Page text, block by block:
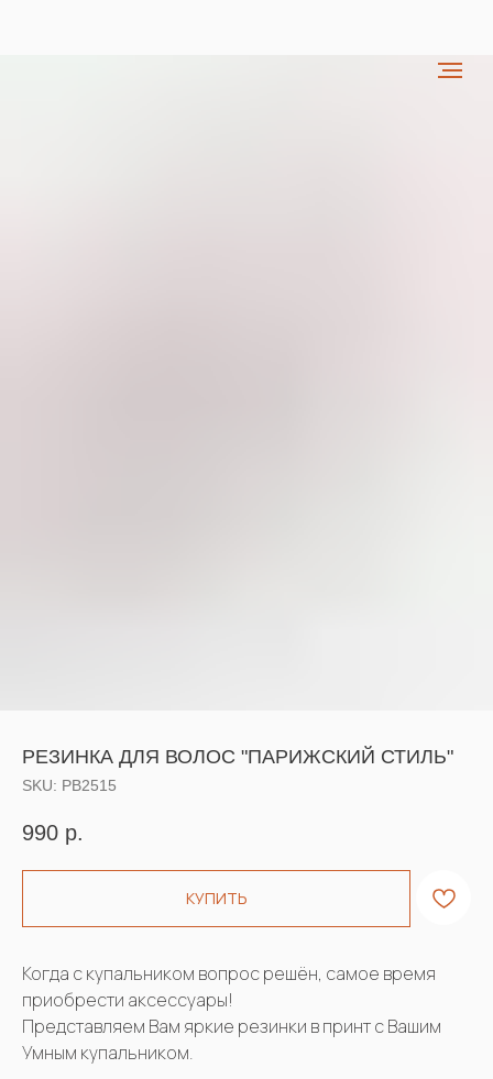
РЕЗИНКА ДЛЯ ВОЛОС "ПАРИЖСКИЙ СТИЛЬ"
SKU: РВ2515
990 р.
КУПИТЬ
Когда с купальником вопрос решён, самое время
приобрести аксессуары!
Представляем Вам яркие резинки в принт с Вашим
Умным купальником.